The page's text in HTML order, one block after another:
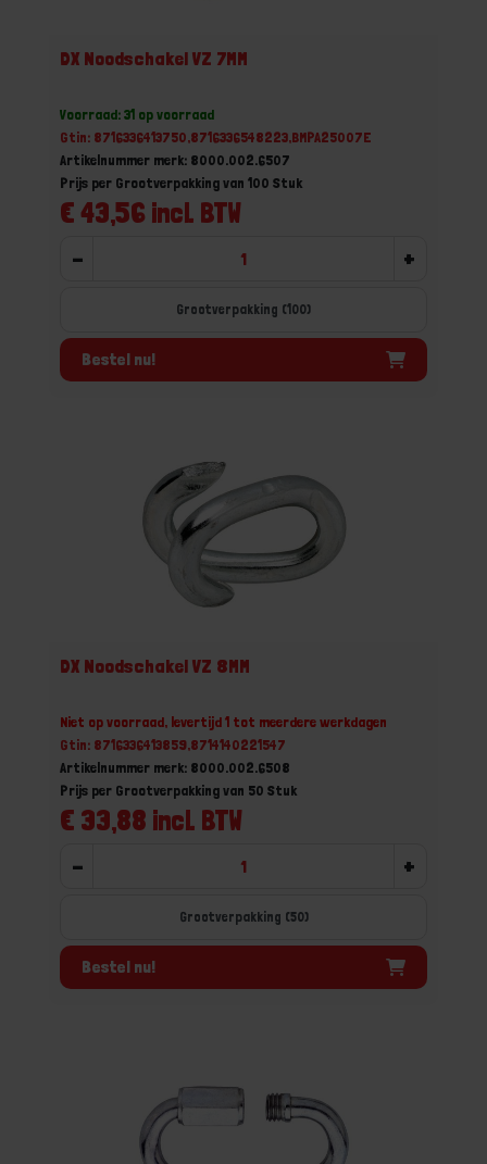
DX Noodschakel VZ 7MM
Voorraad: 31 op voorraad
Gtin: 8716336413750,8716336548223,BMPA25007E
Artikelnummer merk: 8000.002.6507
€ 43,56 incl. BTW
Prijs per Grootverpakking van 100 Stuk
- +
Grootverpakking (100)
Bestel nu!
DX Noodschakel VZ 8MM
Niet op voorraad, levertijd 1 tot meerdere werkdagen
Gtin: 8716336413859,8714140221547
Artikelnummer merk: 8000.002.6508
€ 33,88 incl. BTW
Prijs per Grootverpakking van 50 Stuk
- +
Grootverpakking (50)
Bestel nu!